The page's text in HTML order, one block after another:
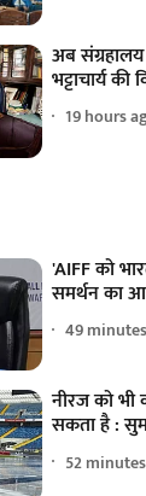
अब संग्रहालय
भट्टाचार्य की
19 hours
'AIFF को
समर्थन का
49
नीरज को
सकता है :
52